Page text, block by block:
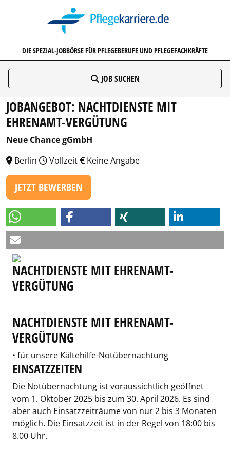
DIE SPEZIAL-JOBBÖRSE FÜR PFLEGEBERUFE UND PFLEGEFACHKRÄFTE
JOB SUCHEN
JOBANGEBOT: NACHTDIENSTE MIT
EHRENAMT-VERGÜTUNG
Neue Chance gGmbH
Berlin
Vollzeit Keine Angabe
JETZT BEWERBEN
NACHTDIENSTE MIT EHRENAMT-
VERGÜTUNG
NACHTDIENSTE MIT EHRENAMT-
VERGÜTUNG
• für unsere Kältehilfe-Notübernachtung
EINSATZZEITEN
Die Notübernachtung ist voraussichtlich geöffnet
vom 1. Oktober 2025 bis zum 30. April 2026. Es sind
aber auch Einsatzzeiträume von nur 2 bis 3 Monaten
möglich. Die Einsatzzeit ist in der Regel von 18:00 bis
8.00 Uhr.